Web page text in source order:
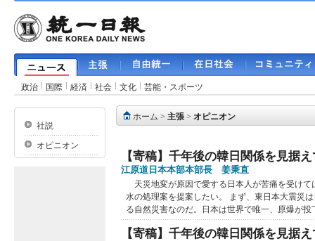
政治 国際 経済 社会 文化 芸能・スポーツ
社説
オピニオン
ホーム > 主張> オピニオン
【寄稿】千年後の韓日関係を見据
江原道日本本部本部長 姜秉直
天災地変が原因で愛する日本人が苦痛を受け
水の処理案を提案したい。 まず、東日本大震災
る自然災害なのだ。日本は世界で唯一、原爆が投
【寄稿】千年後の韓日関係を見据